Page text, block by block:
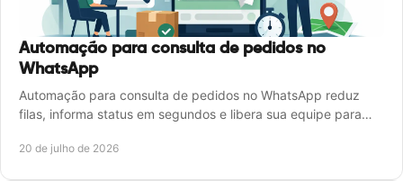
Automação para consulta de pedidos no
WhatsApp
Automação para consulta de pedidos no WhatsApp reduz
filas, informa status em segundos e libera sua equipe para
20 de julho de 2026